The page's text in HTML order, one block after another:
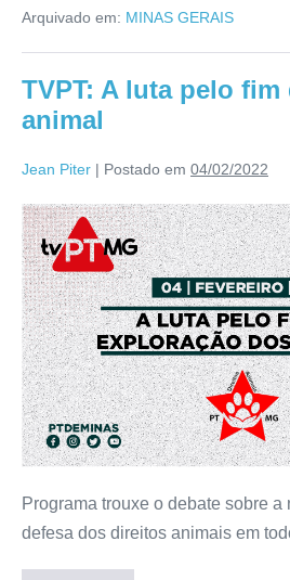
Arquivado em: MINAS GERAIS
TVPT: A luta pelo
animal
Jean Piter | Postado em 04/02/2022
Programa trouxe o debate sobre
defesa dos direitos animais em